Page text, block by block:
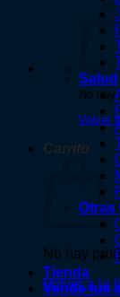
No hay
Volver
Carrito
No hay
Volver a la
Salud
Otras
Tienda
Vende tus